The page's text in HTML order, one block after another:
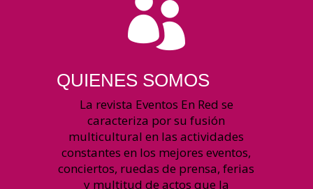

QUIENES SOMOS
La revista Eventos En Red se
caracteriza por su fusión
multicultural en las actividades
constantes en los mejores eventos,
conciertos, ruedas de prensa, ferias
y multitud de actos que la